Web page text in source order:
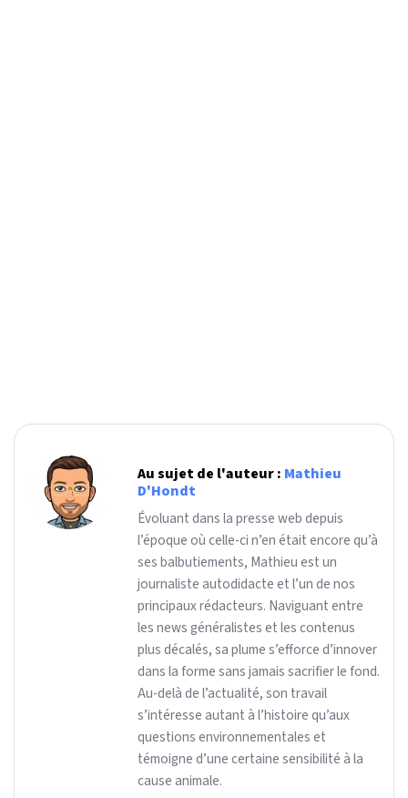
Au sujet de l'auteur : Mathieu
D'Hondt
Évoluant dans la presse web depuis
l’époque où celle-ci n’en était encore qu’à
ses balbutiements, Mathieu est un
journaliste autodidacte et l’un de nos
principaux rédacteurs. Naviguant entre
les news généralistes et les contenus
plus décalés, sa plume s’efforce d’innover
dans la forme sans jamais sacrifier le fond.
Au-delà de l’actualité, son travail
s’intéresse autant à l’histoire qu’aux
questions environnementales et
témoigne d’une certaine sensibilité à la
cause animale.